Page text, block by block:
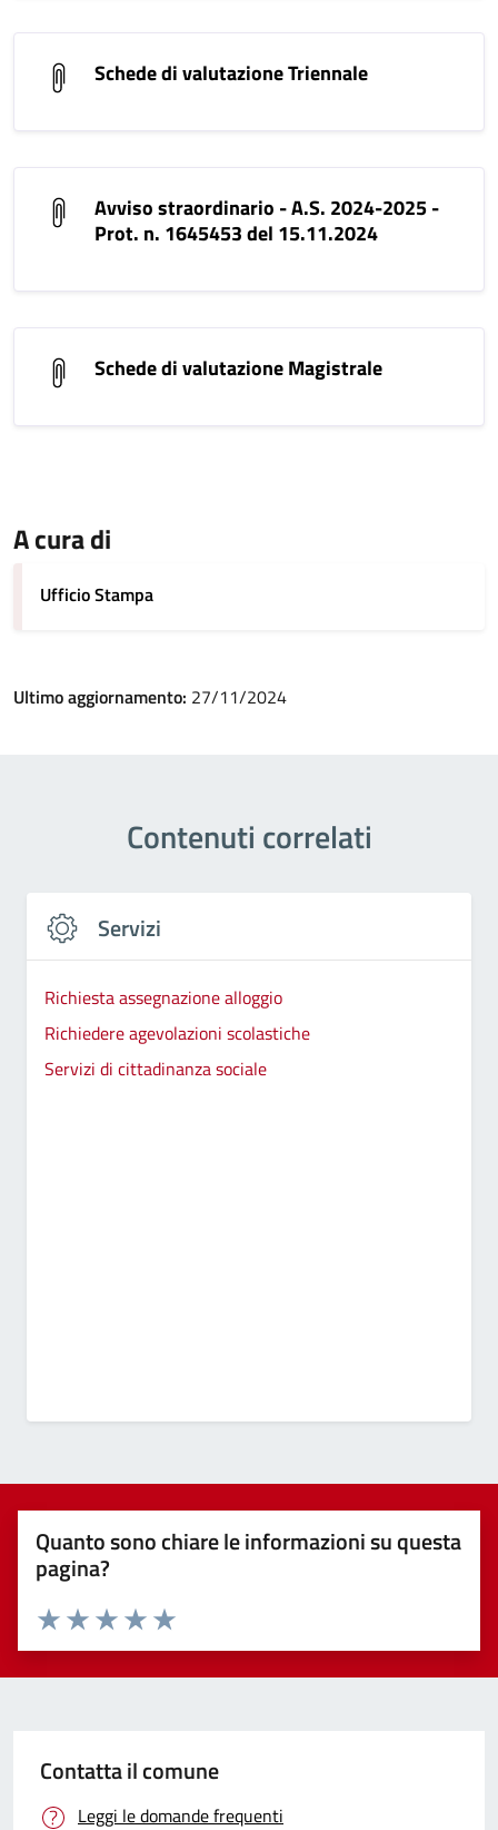
Schede di valutazione Triennale
Avviso straordinario - A.S. 2024-2025 -
Prot. n. 1645453 del 15.11.2024
Schede di valutazione Magistrale
A cura di
Ufficio Stampa
Ultimo aggiornamento: 27/11/2024
Contenuti correlati
Servizi
Richiesta assegnazione alloggio
Richiedere agevolazioni scolastiche
Servizi di cittadinanza sociale
Quanto sono chiare le informazioni su questa
pagina?
Valuta 5 stelle su 5
Valuta 4 stelle su 5
Valuta 3 stelle su 5
Valuta 2 stelle su 5
Valuta 1 stelle su 5
Contatta il comune
Leggi le domande frequenti